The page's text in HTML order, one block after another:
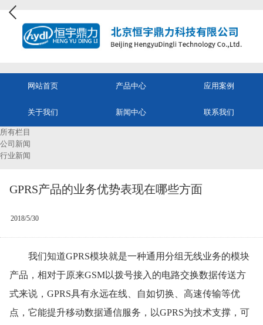
网站首页 产品中心 应用案例
关于我们 新闻中心 联系我们
所有栏目
公司新闻
行业新闻
GPRS产品的业务优势表现在哪些方面
2018/5/30
我们知道GPRS模块就是一种通用分组无线业务的模块
产品，相对于原来GSM以拨号接入的电路交换数据传送方
式来说，GPRS具有永远在线、自如切换、高速传输等优
点，它能提升移动数据通信服务，以GPRS为技术支撑，可